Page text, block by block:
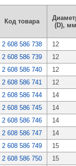
Код товара
(D), мм
2 608 586 738
12
2 608 586 739
12
2 608 586 740
12
2 608 586 741
12
2 608 586 744
14
2 608 586 745
14
2 608 586 746
14
2 608 586 747
14
2 608 586 749
15
2 608 586 750
15